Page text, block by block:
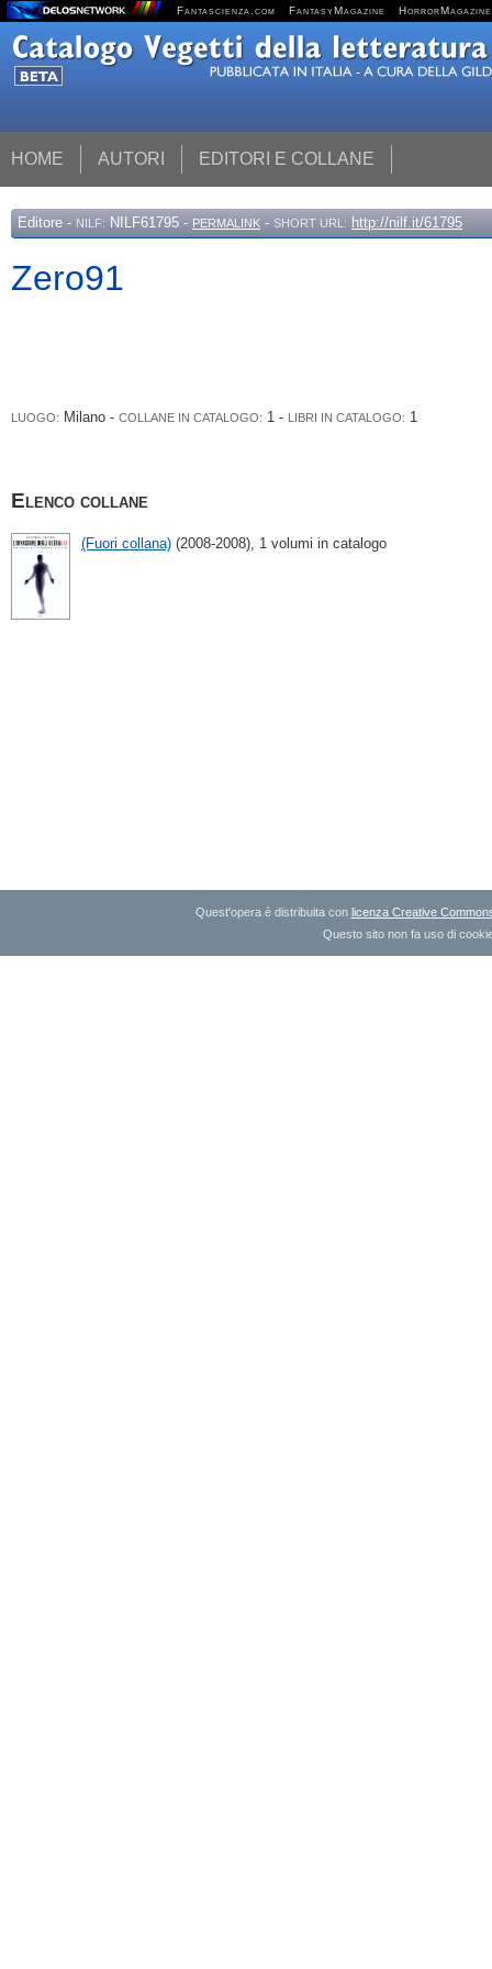
Fantascienza.com FantasyMagazine HorrorMagazine
HOME AUTORI EDITORI E COLLANE
Editore - NILF: NILF61795 - PERMALINK - SHORT URL: http://nilf.it/61795
Zero91
LUOGO: Milano - COLLANE IN CATALOGO: 1 - LIBRI IN CATALOGO: 1
Elenco collane
(Fuori collana) (2008-2008), 1 volumi in catalogo
Quest'opera è distribuita con licenza Creative
Questo sito non fa uso di